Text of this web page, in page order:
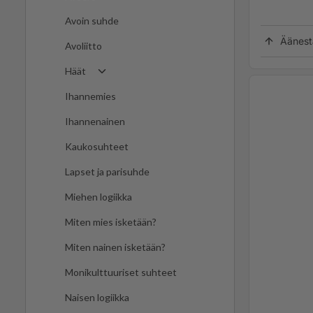
Avoin suhde
Avoliitto
Häät
Ihannemies
Ihannenainen
Kaukosuhteet
Lapset ja parisuhde
Miehen logiikka
Miten mies isketään?
Miten nainen isketään?
Monikulttuuriset suhteet
Naisen logiikka